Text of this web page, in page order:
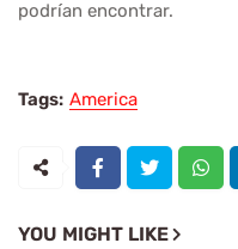
podrían encontrar.
Tags: America
YOU MIGHT LIKE